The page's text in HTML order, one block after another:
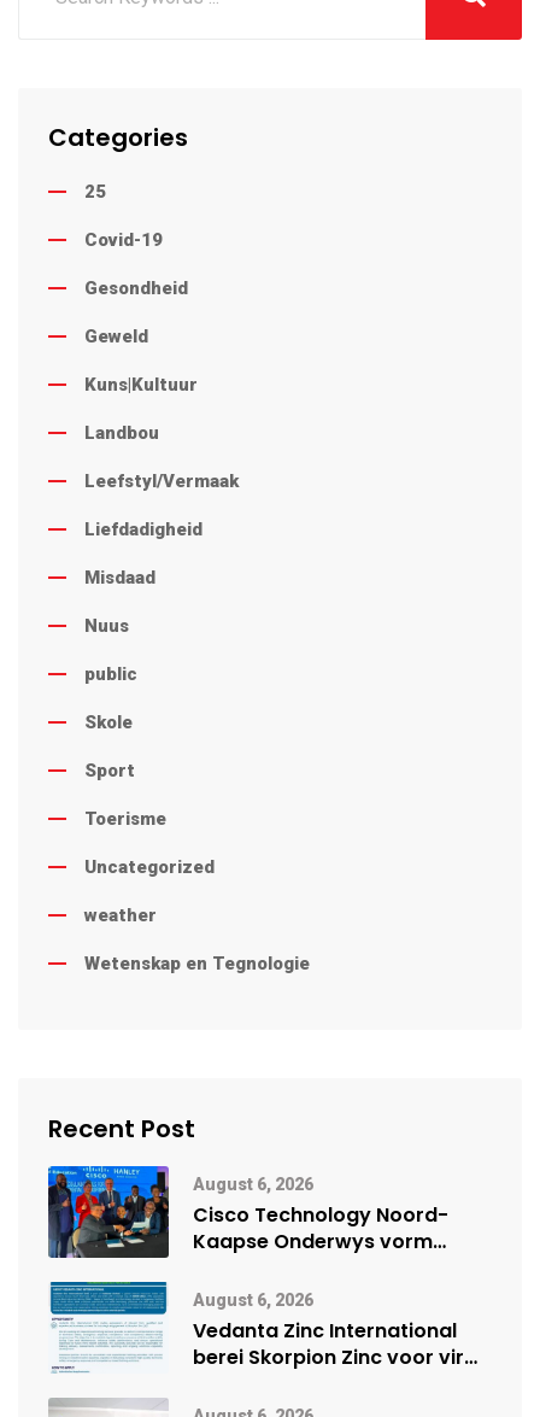
Categories
25
Covid-19
Gesondheid
Geweld
Kuns|Kultuur
Landbou
Leefstyl/Vermaak
Liefdadigheid
Misdaad
Nuus
public
Skole
Sport
Toerisme
Uncategorized
weather
Wetenskap en Tegnologie
Recent Post
August 6, 2026
Cisco Technology Noord-
Kaapse Onderwys vorm
vennootskap
August 6, 2026
Vedanta Zinc International
berei Skorpion Zinc voor vir